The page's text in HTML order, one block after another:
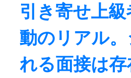
引き寄せ上
動のリアル
れる面接は